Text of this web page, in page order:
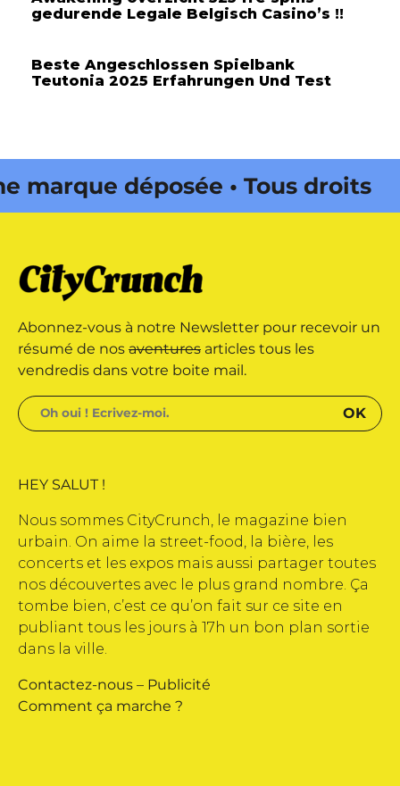
gedurende Legale Belgisch Casino’s !!
Beste Angeschlossen Spielbank
Teutonia 2025 Erfahrungen Und Test
déposée • Tous droits
déposée • Tous droits
par Buena Onda Web •
Abonnez-vous à notre Newsletter pour recevoir un
résumé de nos aventures articles tous les
vendredis dans votre boite mail.
HEY SALUT !
Nous sommes CityCrunch, le magazine bien
urbain. On aime la street-food, la bière, les
concerts et les expos mais aussi partager toutes
nos découvertes avec le plus grand nombre. Ça
tombe bien, c’est ce qu’on fait sur ce site en
publiant tous les jours à 17h un bon plan sortie
dans la ville.
Contactez-nous – Publicité
Comment ça marche ?